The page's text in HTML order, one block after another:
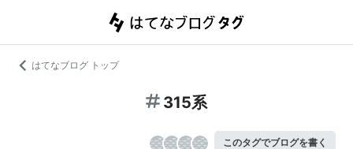
はてなブログ トップ
315系
このタグでブログを書く